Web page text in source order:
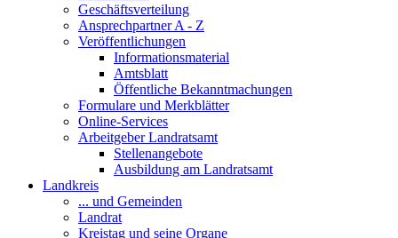
Geschäftsverteilung
Ansprechpartner A - Z
Veröffentlichungen
Informationsmaterial
Amtsblatt
Öffentliche Bekanntmachungen
Formulare und Merkblätter
Online-Services
Arbeitgeber Landratsamt
Stellenangebote
Ausbildung am Landratsamt
Landkreis
... und Gemeinden
Landrat
Kreistag und seine Organe